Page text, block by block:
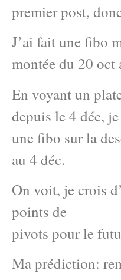
premier post,
J’ai fait une fibo
montée du 20 oct
En voyant un
depuis le 4 déc,
une fibo sur la
au 4 déc.
On voit, je crois
points de
pivots pour le
Ma prédiction: